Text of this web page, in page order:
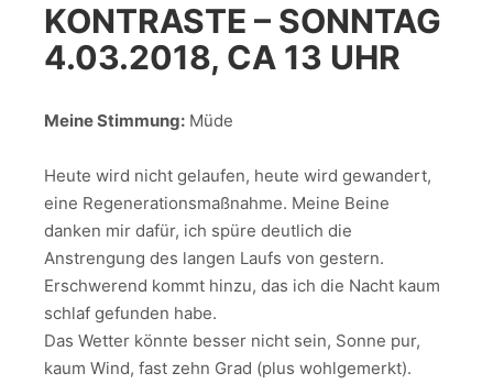
KONTRASTE – SONNTAG
4.03.2018, CA 13 UHR
Meine Stimmung: Müde
Heute wird nicht gelaufen, heute wird gewandert,
eine Regenerationsmaßnahme. Meine Beine
danken mir dafür, ich spüre deutlich die
Anstrengung des langen Laufs von gestern.
Erschwerend kommt hinzu, das ich die Nacht kaum
schlaf gefunden habe.
Das Wetter könnte besser nicht sein, Sonne pur,
kaum Wind, fast zehn Grad (plus wohlgemerkt).